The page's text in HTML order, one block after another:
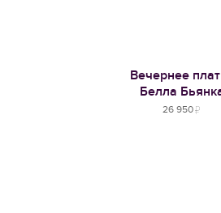
Вечернее
Белла
26 950